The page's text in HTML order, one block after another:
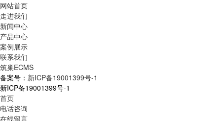
网站首页
走进我们
新闻中心
产品中心
案例展示
联系我们
筑巢ECMS
备案号： 新ICP备19001399号-1
新ICP备19001399号-1
首页
电话咨询
在线留言